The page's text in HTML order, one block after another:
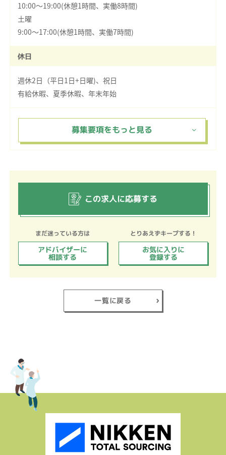
10:00～19:00(休憩1時間、実働8時間)
土曜
9:00～17:00(休憩1時間、実働7時間)
休日
週休2日（平日1日+日曜)、祝日
有給休暇、夏季休暇、年末年始
この求人に応募する
まだ迷っている方は
アドバイザーに
相談する
とりあえずキープする！
お気に入りに
登録する
一覧に戻る